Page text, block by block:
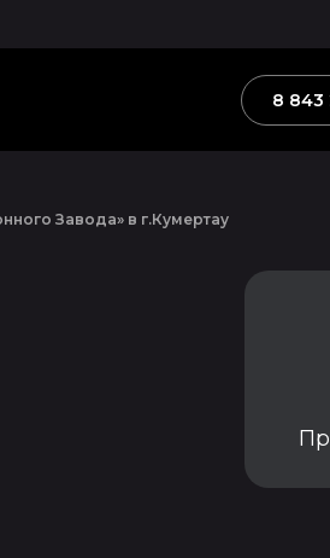
8 843
Завода» в г.Кумертау